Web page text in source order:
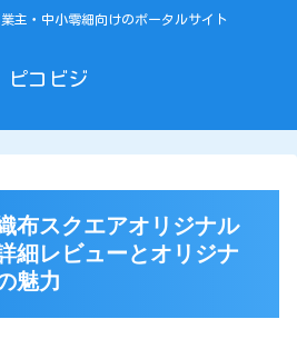
主・中小零細向けのポータルサイト
ピコビジ
布スクエアオリジナル
細レビューとオリジナ
魅力